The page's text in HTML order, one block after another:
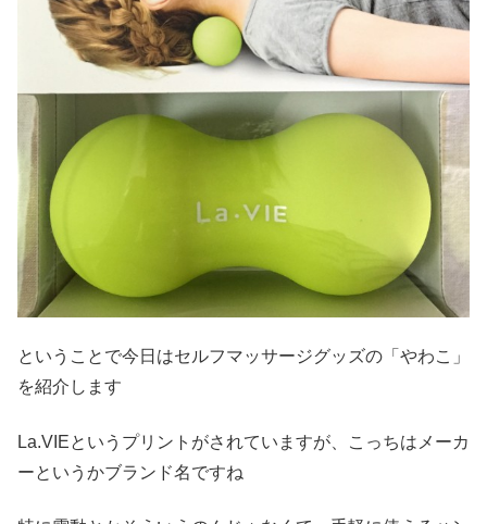
ということで今日はセルフマッサージグッズの「やわこ」
を紹介します
La.VIEというプリントがされていますが、こっちはメーカ
ーというかブランド名ですね